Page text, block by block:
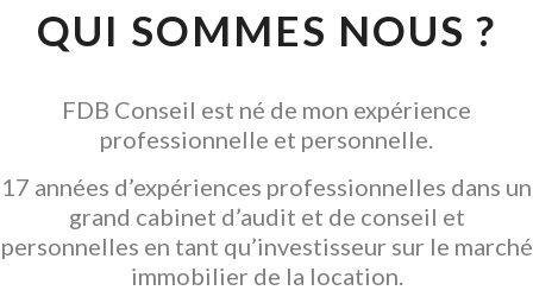
QUI SOMMES NOUS ?
FDB Conseil est né de mon expérience
professionnelle et personnelle.
17 années d’expériences professionnelles dans un
grand cabinet d’audit et de conseil et
personnelles en tant qu’investisseur sur le marché
immobilier de la location.